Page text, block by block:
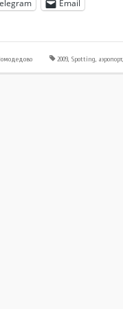
Email
2009, Spotting, аэропорт,